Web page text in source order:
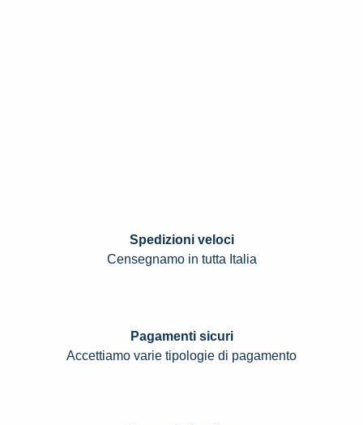
Spedizioni veloci
Censegnamo in tutta Italia
Pagamenti sicuri
Accettiamo varie tipologie di pagamento